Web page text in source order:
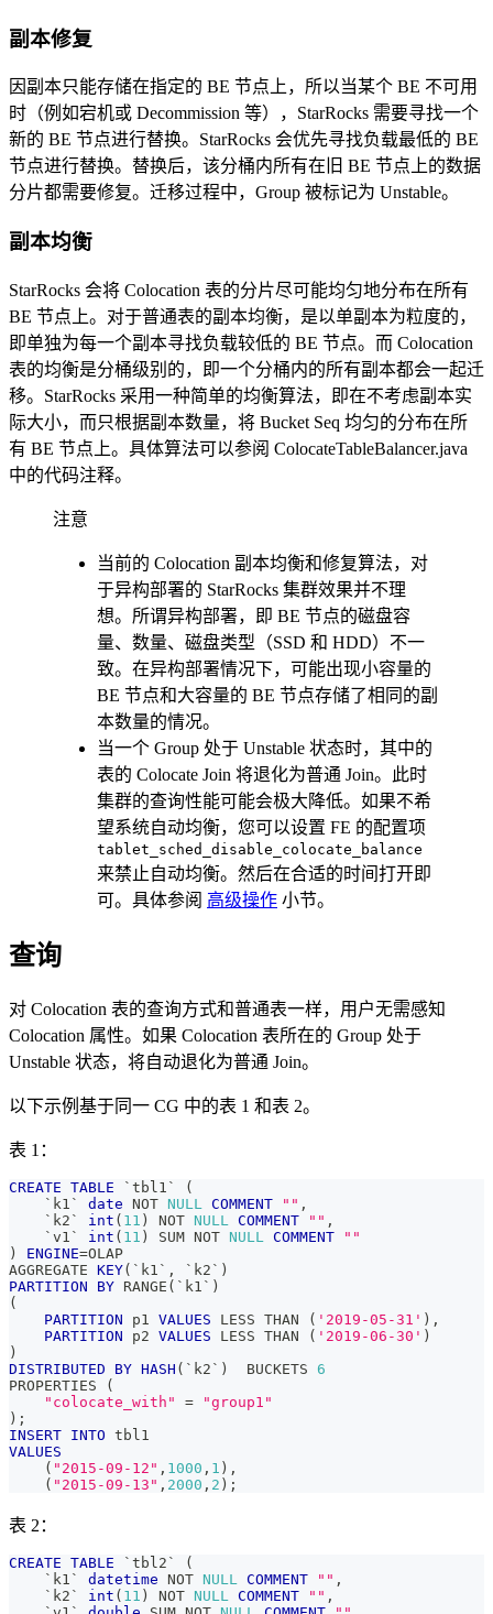
副本修复
因副本只能存储在指定的 BE 节点上，所以当某个 BE 不可用
时（例如宕机或 Decommission 等），StarRocks 需要寻找一个
新的 BE 节点进行替换。StarRocks 会优先寻找负载最低的 BE
节点进行替换。替换后，该分桶内所有在旧 BE 节点上的数据
分片都需要修复。迁移过程中，Group 被标记为 Unstable。
副本均衡
StarRocks 会将 Colocation 表的分片尽可能均匀地分布在所有
BE 节点上。对于普通表的副本均衡，是以单副本为粒度的，
即单独为每一个副本寻找负载较低的 BE 节点。而 Colocation
表的均衡是分桶级别的，即一个分桶内的所有副本都会一起迁
移。StarRocks 采用一种简单的均衡算法，即在不考虑副本实
际大小，而只根据副本数量，将 Bucket Seq 均匀的分布在所
有 BE 节点上。具体算法可以参阅 ColocateTableBalancer.java
中的代码注释。
注意
当前的 Colocation 副本均衡和修复算法，对
于异构部署的 StarRocks 集群效果并不理
想。所谓异构部署，即 BE 节点的磁盘容
量、数量、磁盘类型（SSD 和 HDD）不一
致。在异构部署情况下，可能出现小容量的
BE 节点和大容量的 BE 节点存储了相同的副
本数量的情况。
当一个 Group 处于 Unstable 状态时，其中的
表的 Colocate Join 将退化为普通 Join。此时
集群的查询性能可能会极大降低。如果不希
望系统自动均衡，您可以设置 FE 的配置项
tablet_sched_disable_colocate_balance
来禁止自动均衡。然后在合适的时间打开即
可。具体参阅 高级操作 小节。
查询
对 Colocation 表的查询方式和普通表一样，用户无需感知
Colocation 属性。如果 Colocation 表所在的 Group 处于
Unstable 状态，将自动退化为普通 Join。
以下示例基于同一 CG 中的表 1 和表 2。
表 1：
CREATE TABLE ` tbl1 `
(
` k1 ` date NOT NULL COMMENT "" ,
` k2 ` int ( 11 ) NOT NULL COMMENT "" ,
` v1 ` int ( 11 ) SUM NOT NULL COMMENT
""
)
ENGINE=OLAP
AGGREGATE KEY( ` k1 ` , ` k2 ` )
PARTITION
BY RANGE ( ` k1 ` )
(
PARTITION p1 VALUES LESS THAN ( '2019-05-31' ) ,
PARTITION p2 VALUES LESS THAN ( '2019-06-30' )
)
DISTRIBUTED
BY HASH ( ` k2 ` )
  BUCKETS
6
PROPERTIES
(
"colocate_with"
=
"group1"
) ;
INSERT INTO tbl1
VALUES
( "2015-09-12" , 1000 , 1 ) ,
( "2015-09-13" , 2000 , 2 ) ;
表 2：
CREATE TABLE ` tbl2 `
(
` k1 ` datetime NOT NULL COMMENT "" ,
` k2 ` int ( 11 ) NOT NULL COMMENT "" ,